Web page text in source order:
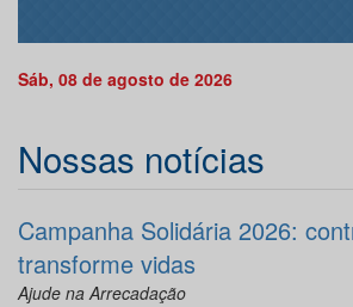
Sáb, 08 de agosto de 2026
Nossas notícias
Campanha Solidária 2026:
transforme vidas
Ajude na Arrecadação